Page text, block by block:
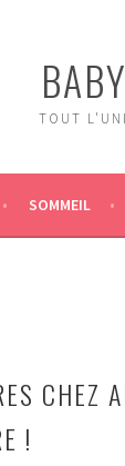
TOUT
SOMMEIL
CHEZ
!